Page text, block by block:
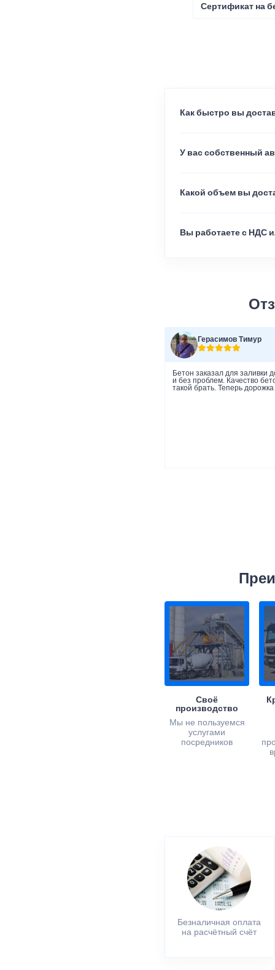
Сертификат на
Как быстро вы
У вас собственный
Какой объем вы
Вы работаете с НДС
Герасимов Тимур
Бетон заказал для заливки
и без проблем. Качество
такой брать. Теперь
Своё
производство
Мы не пользуемся
услугами
посредников
Безналичная оплата
на расчётный счёт